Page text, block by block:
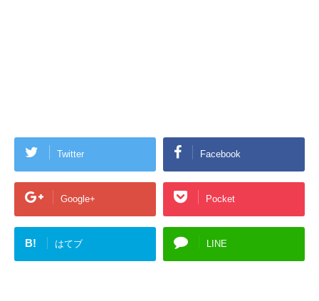
Twitter Facebook
Google+ Pocket
B! はてブ LINE